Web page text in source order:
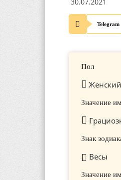
Telegram
Пол
Женский
Значение
Знак
Весы
Значение